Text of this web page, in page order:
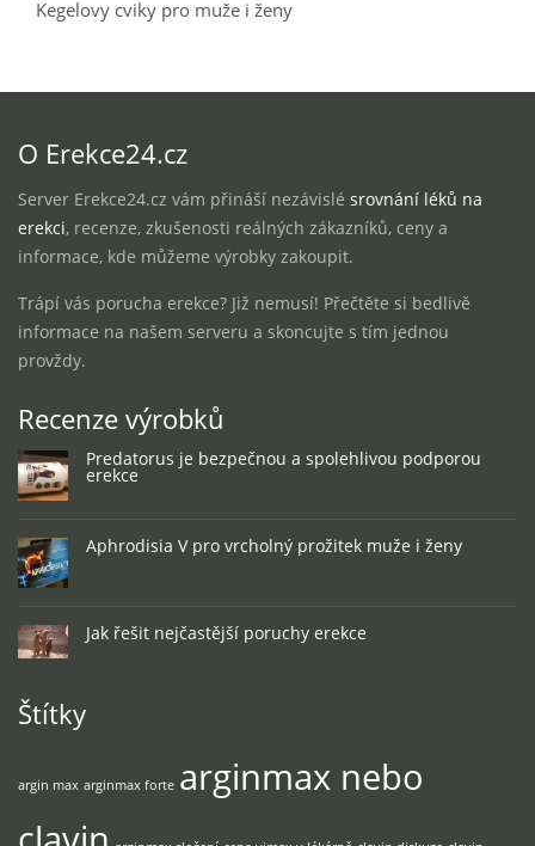
Kegelovy cviky pro muže i ženy
O Erekce24.cz
Server Erekce24.cz vám přináší nezávislé srovnání léků na
erekci, recenze, zkušenosti reálných zákazníků, ceny a
informace, kde můžeme výrobky zakoupit.
Trápí vás porucha erekce? Již nemusí! Přečtěte si bedlivě
informace na našem serveru a skoncujte s tím jednou
provždy.
Recenze výrobků
Predatorus je bezpečnou a spolehlivou podporou
erekce
Aphrodisia V pro vrcholný prožitek muže i ženy
Jak řešit nejčastější poruchy erekce
Štítky
argin max arginmax forte arginmax nebo